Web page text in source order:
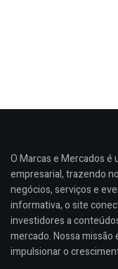
O Marcas e Mercados é
empresarial, trazendo
negócios, serviços e
informativa, o site
investidores a
mercado. Nossa
impulsionar o